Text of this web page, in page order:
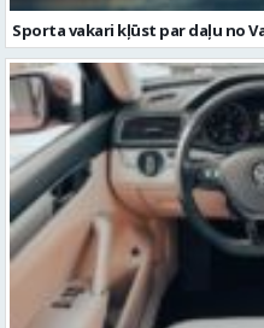
Volkswagen Passat
kalpošanas laikam